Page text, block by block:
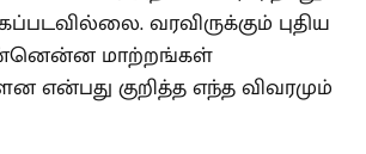
வரவிருக்கும் புதிய
மாற்றங்கள்
என்பது குறித்த எந்த விவரமும்